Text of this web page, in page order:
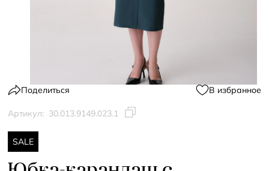
Поделиться В избранное
Артикул: 30.013.9149.023.1
SALE